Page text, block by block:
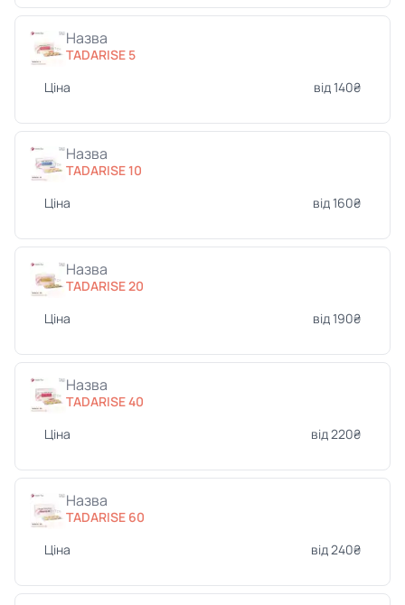
Назва
TADARISE 5
Ціна
від 140₴
Назва
TADARISE 10
Ціна
від 160₴
Назва
TADARISE 20
Ціна
від 190₴
Назва
TADARISE 40
Ціна
від 220₴
Назва
TADARISE 60
Ціна
від 240₴